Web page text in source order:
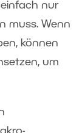
einfach nur
muss. Wenn
können
um